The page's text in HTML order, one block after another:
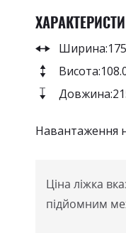
Ширина:
Висота:
Довжина:
Навантаження
Ціна ліжка
підйомним